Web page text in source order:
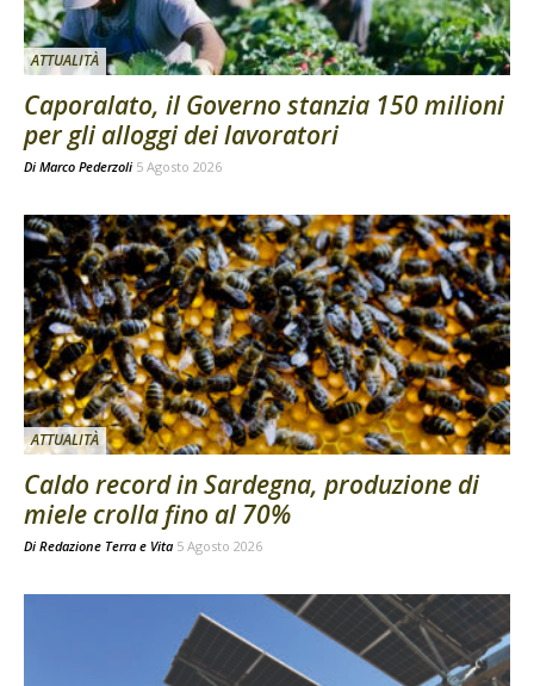
ATTUALITÀ
Caporalato, il Governo stanzia 150 milioni
per gli alloggi dei lavoratori
Di Marco Pederzoli 5 Agosto 2026
ATTUALITÀ
Caldo record in Sardegna, produzione di
miele crolla fino al 70%
Di Redazione Terra e Vita 5 Agosto 2026